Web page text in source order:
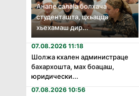
Анапе салаӏа болхача
студенташта, цхьацца
хьехамаш дир...
07.08.2026 11:18
Шолжа кхален администраце
бахархошта, мах боацаш,
юридически...
07.08.2026 10:56